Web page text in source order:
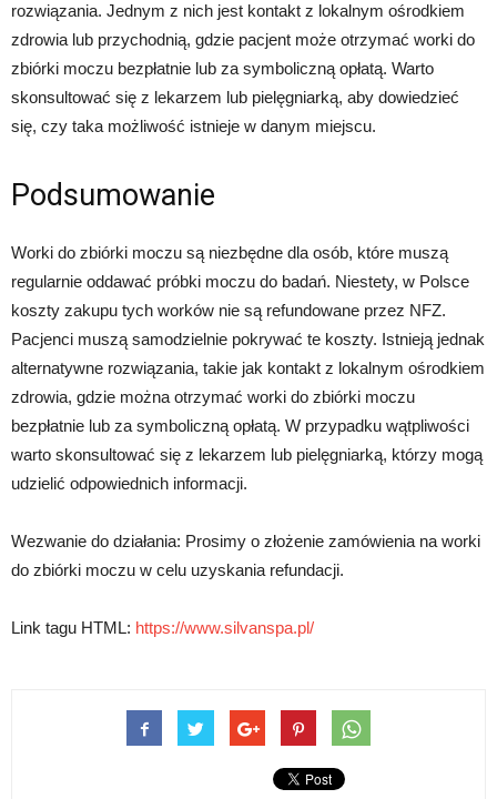
rozwiązania. Jednym z nich jest kontakt z lokalnym ośrodkiem
zdrowia lub przychodnią, gdzie pacjent może otrzymać worki do
zbiórki moczu bezpłatnie lub za symboliczną opłatą. Warto
skonsultować się z lekarzem lub pielęgniarką, aby dowiedzieć
się, czy taka możliwość istnieje w danym miejscu.
Podsumowanie
Worki do zbiórki moczu są niezbędne dla osób, które muszą
regularnie oddawać próbki moczu do badań. Niestety, w Polsce
koszty zakupu tych worków nie są refundowane przez NFZ.
Pacjenci muszą samodzielnie pokrywać te koszty. Istnieją jednak
alternatywne rozwiązania, takie jak kontakt z lokalnym ośrodkiem
zdrowia, gdzie można otrzymać worki do zbiórki moczu
bezpłatnie lub za symboliczną opłatą. W przypadku wątpliwości
warto skonsultować się z lekarzem lub pielęgniarką, którzy mogą
udzielić odpowiednich informacji.
Wezwanie do działania: Prosimy o złożenie zamówienia na worki
do zbiórki moczu w celu uzyskania refundacji.
Link tagu HTML: https://www.silvanspa.pl/